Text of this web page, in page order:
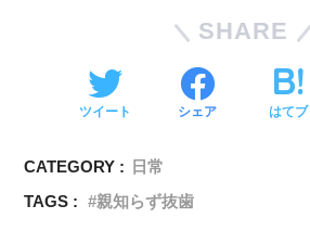
SHARE
ツイート シェア はてブ
CATEGORY :
日常
TAGS :
親知らず抜歯